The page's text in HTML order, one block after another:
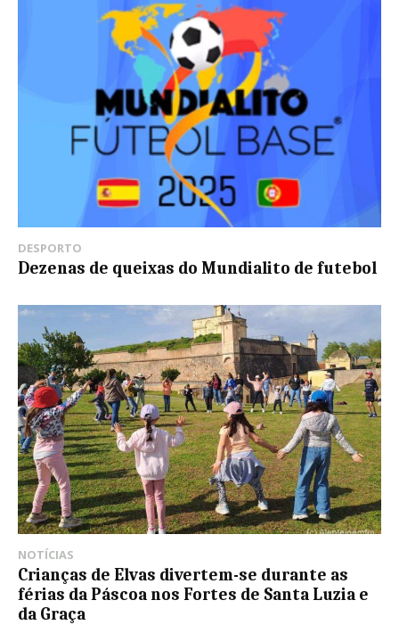
DESPORTO
Dezenas de queixas do Mundialito de futebol
NOTÍCIAS
Crianças de Elvas divertem-se durante as
férias da Páscoa nos Fortes de Santa Luzia e
da Graça